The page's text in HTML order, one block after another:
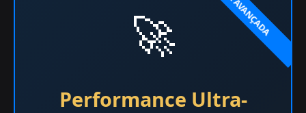
🚀
Performance Ultra-